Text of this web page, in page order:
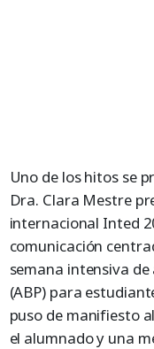
Uno de los hitos se
Dra. Clara Mestre
internacional Inted
comunicación
semana intensiva
(ABP) para
puso de manifiesto
el alumnado y una